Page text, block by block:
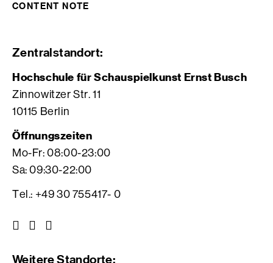
CONTENT NOTE
Zentralstandort:
Hochschule für Schauspielkunst Ernst Busch
Zinnowitzer Str. 11
10115 Berlin
Öffnungszeiten
Mo-Fr: 08:00-23:00
Sa: 09:30-22:00
Tel.: +49 30 755417- 0
r
Weitere Standorte: